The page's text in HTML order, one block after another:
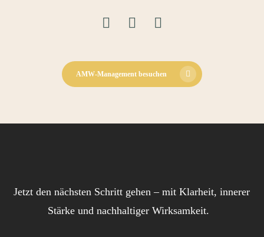
AMW-Management besuchen
Jetzt den nächsten Schritt gehen – mit Klarheit, innerer
Stärke und nachhaltiger Wirksamkeit.